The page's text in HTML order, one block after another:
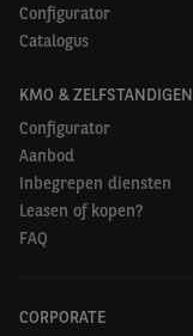
Configurator
Catalogus
KMO & ZELFSTANDIGEN
Configurator
Aanbod
Inbegrepen diensten
Leasen of kopen?
FAQ
CORPORATE